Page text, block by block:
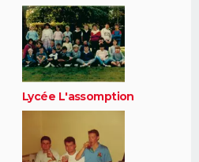
Lycée L'assomption